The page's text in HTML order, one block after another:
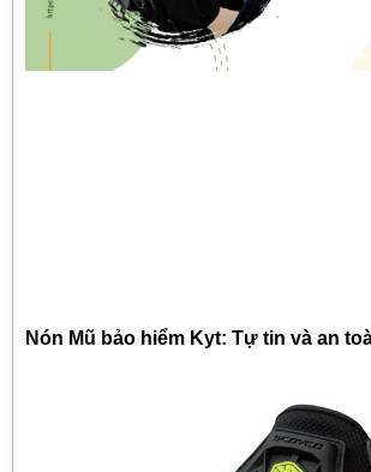
Nón Mũ bảo hiểm Kyt: Tự tin và an